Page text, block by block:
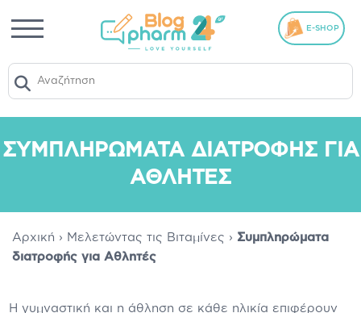
E-SHOP
ΣΥΜΠΛΗΡΏΜΑΤΑ ΔΙΑΤΡΟΦΉΣ ΓΙΑ
ΑΘΛΗΤΈΣ
Αρχική › Μελετώντας τις Βιταμίνες › Συμπληρώματα
διατροφής για Αθλητές
Η γυμναστική και η άθληση σε κάθε ηλικία επιφέρουν